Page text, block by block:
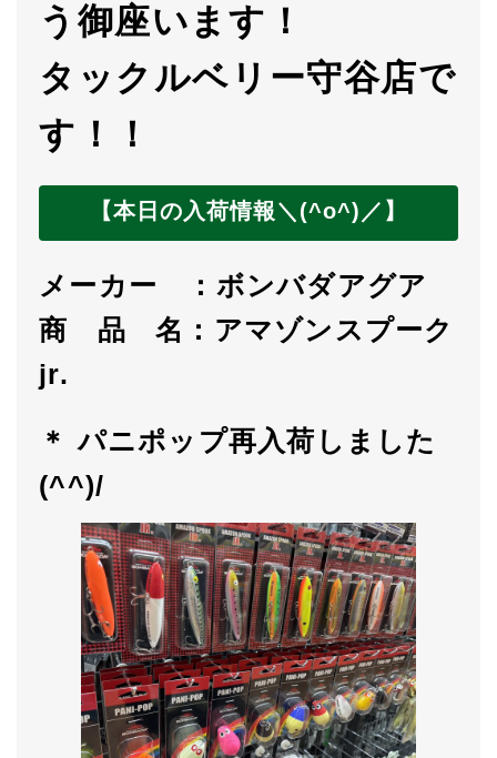
う御座います！
タックルベリー守谷店で
す！！
【本日の入荷情報＼(^o^)／ 】
メーカー ：ボンバダアグア
商 品 名：アマゾンスプーク
jr.
＊ パニポップ再入荷しました
(^^)/